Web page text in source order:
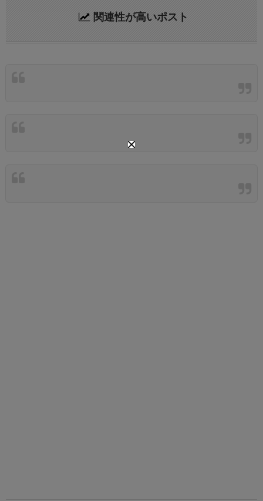
関連性が高いポスト